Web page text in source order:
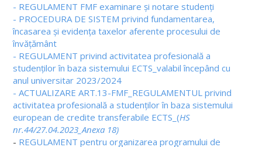
- REGULAMENT FMF examinare și notare studenți
- PROCEDURA DE SISTEM privind fundamentarea,
încasarea și evidența taxelor aferente procesului de
învățământ
- REGULAMENT privind activitatea profesională a
studenților în baza sistemului ECTS_valabil începând cu
anul universitar 2023/2024
- ACTUALIZARE ART.13-FMF_REGULAMENTUL privind
activitatea profesională a studenților în baza sistemului
european de credite transferabile ECTS_(HS
nr.44/27.04.2023_Anexa 18)
- REGULAMENT pentru organizarea programului de